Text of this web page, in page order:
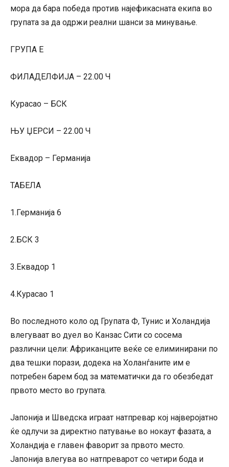
мора да бара победа против најефикасната екипа во
групата за да одржи реални шанси за минување.
ГРУПА Е
ФИЛАДЕЛФИЈА – 22.00 Ч
Курасао – БСК
ЊУ ЏЕРСИ – 22.00 Ч
Еквадор – Германија
ТАБЕЛА
1.Германија 6
2.БСК 3
3.Еквадор 1
4.Курасао 1
Во последното коло од Групата Ф, Тунис и Холандија
влегуваат во дуел во Канзас Сити со сосема
различни цели: Африканците веќе се елиминирани по
два тешки порази, додека на Холанѓаните им е
потребен барем бод за математички да го обезбедат
првото место во групата.
Јапонија и Шведска играат натпревар кој најверојатно
ќе одлучи за директно патување во нокаут фазата, а
Холандија е главен фаворит за првото место.
Јапонија влегува во натпреварот со четири бода и